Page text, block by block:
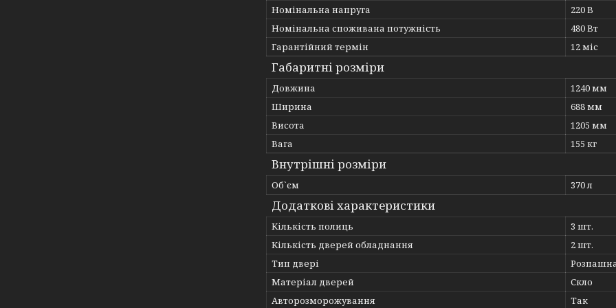
Номінальна напруга
220 В
Номінальна споживана потужність
480 Вт
Гарантійний термін
12 міс
Габаритні розміри
Довжина
1240 мм
Ширина
688 мм
Висота
1205 мм
Вага
155 кг
Внутрішні розміри
Об`єм 370 л
Додаткові характеристики
Кількість полиць
3 шт.
Кількість дверей обладнання
2 шт.
Тип двері
Матеріал дверей
Скло
Авторозморожування
Так